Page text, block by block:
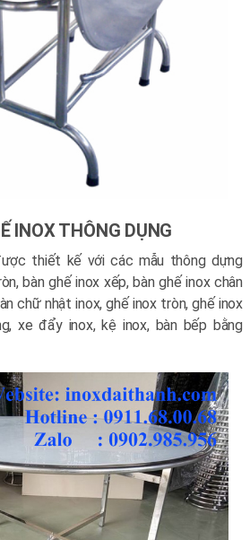
INOX THÔNG DỤNG
thiết kế với các mẫu thông dựng
bàn ghế inox xếp, bàn ghế inox chân
chữ nhật inox, ghế inox tròn, ghế inox
xe đẩy inox, kệ inox, bàn bếp bằng